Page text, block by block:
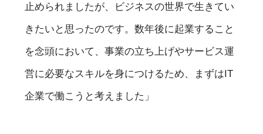
止められましたが、ビジネスの世界で生きてい
きたいと思ったのです。数年後に起業すること
を念頭において、事業の立ち上げやサービス運
営に必要なスキルを身につけるため、まずはIT
企業で働こうと考えました」